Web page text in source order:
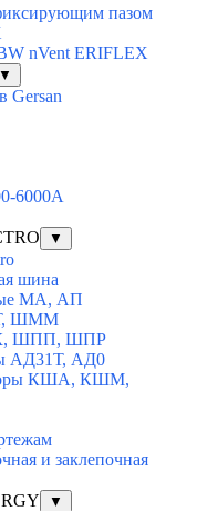
пазом
nVent ERIFLEX
▼
Gersan
6000A
▼
шина
МА, АП
ШММ
ШПП, ШПР
АД31Т, АД0
КША, КШМ,
и заклепочная
▼